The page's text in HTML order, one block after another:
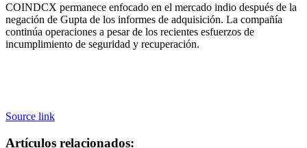
COINDCX permanece enfocado en el mercado indio después de la
negación de Gupta de los informes de adquisición. La compañía
continúa operaciones a pesar de los recientes esfuerzos de
incumplimiento de seguridad y recuperación.
Source link
Artículos relacionados: